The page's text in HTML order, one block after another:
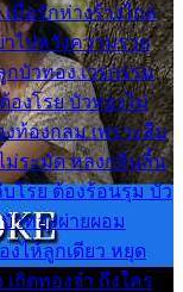
เมื่อรักห่างร้างไกล
ไปหวังความรวย
บัวทอง เวรกรรม
องโรย บัวทองไม่
ท้องกลม เพราะลืม
ม่ระมัด หลงกลิ่นลิ้น
โรย ต้องร้อนรุม บัว
วทองผ่ายผอม
งไห้ลูกเดียว หยุด
ถิดทองจ๋า ถึงใคร